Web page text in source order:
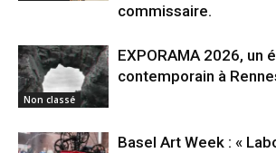
commissaire.
Non classé
EXPORAMA 2026, un
contemporain à
Basel Art Week : «